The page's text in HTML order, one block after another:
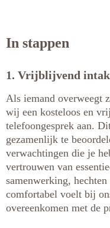
In stappen
1. Vrijblijvend
Als iemand overweegt
wij een kosteloos en
telefoongesprek aan.
gezamenlijk te
verwachtingen die je
vertrouwen van
samenwerking,
comfortabel voelt bij
overeenkomen met de